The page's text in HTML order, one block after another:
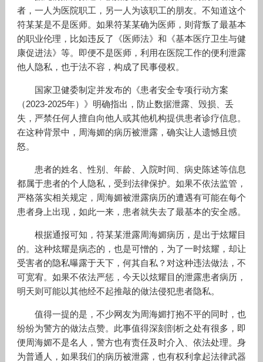
者，一人为医院职工，另一人为该职工的朋友。不知道这个
符某某是不是医师。如果符某某确为医师，则背叛了最基本
的职业伦理，比如违反了《医师法》和《基本医疗卫生与健
康促进法》等。即便不是医师，利用在医院工作的便利泄露
他人隐私，也于法不容，构成了民事侵权。
国家卫健委制定并发布的《患者安全专项行动方案
（2023-2025年）》明确指出，防止数据泄露、毁损、丢
失，严禁任何人擅自向他人或其他机构提供患者诊疗信息。
在这种背景中，周海媚的病历被泄露，确实让人遗憾且愤
怒。
患者的姓名、性别、年龄、入院时间、病史陈述等信息
都属于患者的个人隐私，受到法律保护。如果不依法监管，
严格落实相关规定，周海媚被泄露病历的遭遇有可能在每个
患者身上出现，如此一来，患者就失去了最基本的安全感。
根据通报可知，符某某泄露周海媚病历，是出于炫耀目
的。这种炫耀是病态的，也是可憎的，为了一时炫耀，却让
受害者的隐私曝露于天下，何其自私？对这种违法做法，不
可宽宥。如果不依法严惩，今天以炫耀目的泄露患者病历，
明天则可能以其他经不起推敲的做法侵犯患者隐私。
值得一提的是，不少网友为周海媚打抱不平的同时，也
纷纷为警方的做法点赞。此事值得深刻剖析之处有很多，即
便周海媚不是名人，警方也有责任及时介入、依法处理。身
为普通人，如果我们的病历被泄露，也有权利拿起法律武器